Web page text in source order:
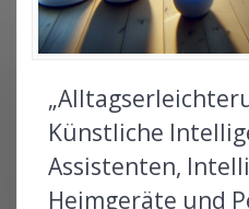
Künstliche
Assistenten,
Heimgeräte und